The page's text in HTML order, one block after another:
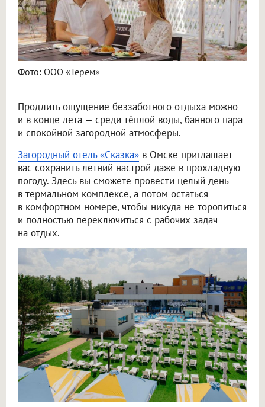
Фото: ООО «Терем»
Продлить ощущение беззаботного отдыха можно
и в конце лета — среди тёплой воды, банного пара
и спокойной загородной атмосферы.
Загородный отель «Сказка» в Омске приглашает
вас сохранить летний настрой даже в прохладную
погоду. Здесь вы сможете провести целый день
в термальном комплексе, а потом остаться
в комфортном номере, чтобы никуда не торопиться
и полностью переключиться с рабочих задач
на отдых.